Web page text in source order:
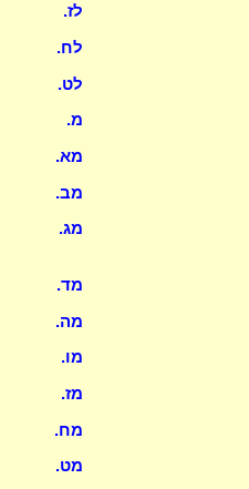
לז.
לח.
לט.
מ.
מא.
מב.
מג.
מד.
מה.
מו.
מז.
מח.
מט.